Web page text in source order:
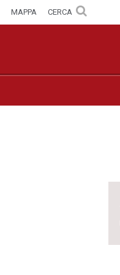
MAPPA CERCA